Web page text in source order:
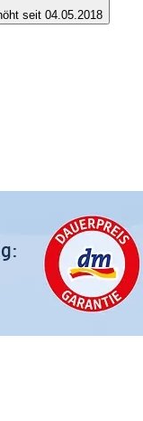
seit 04.05.2018